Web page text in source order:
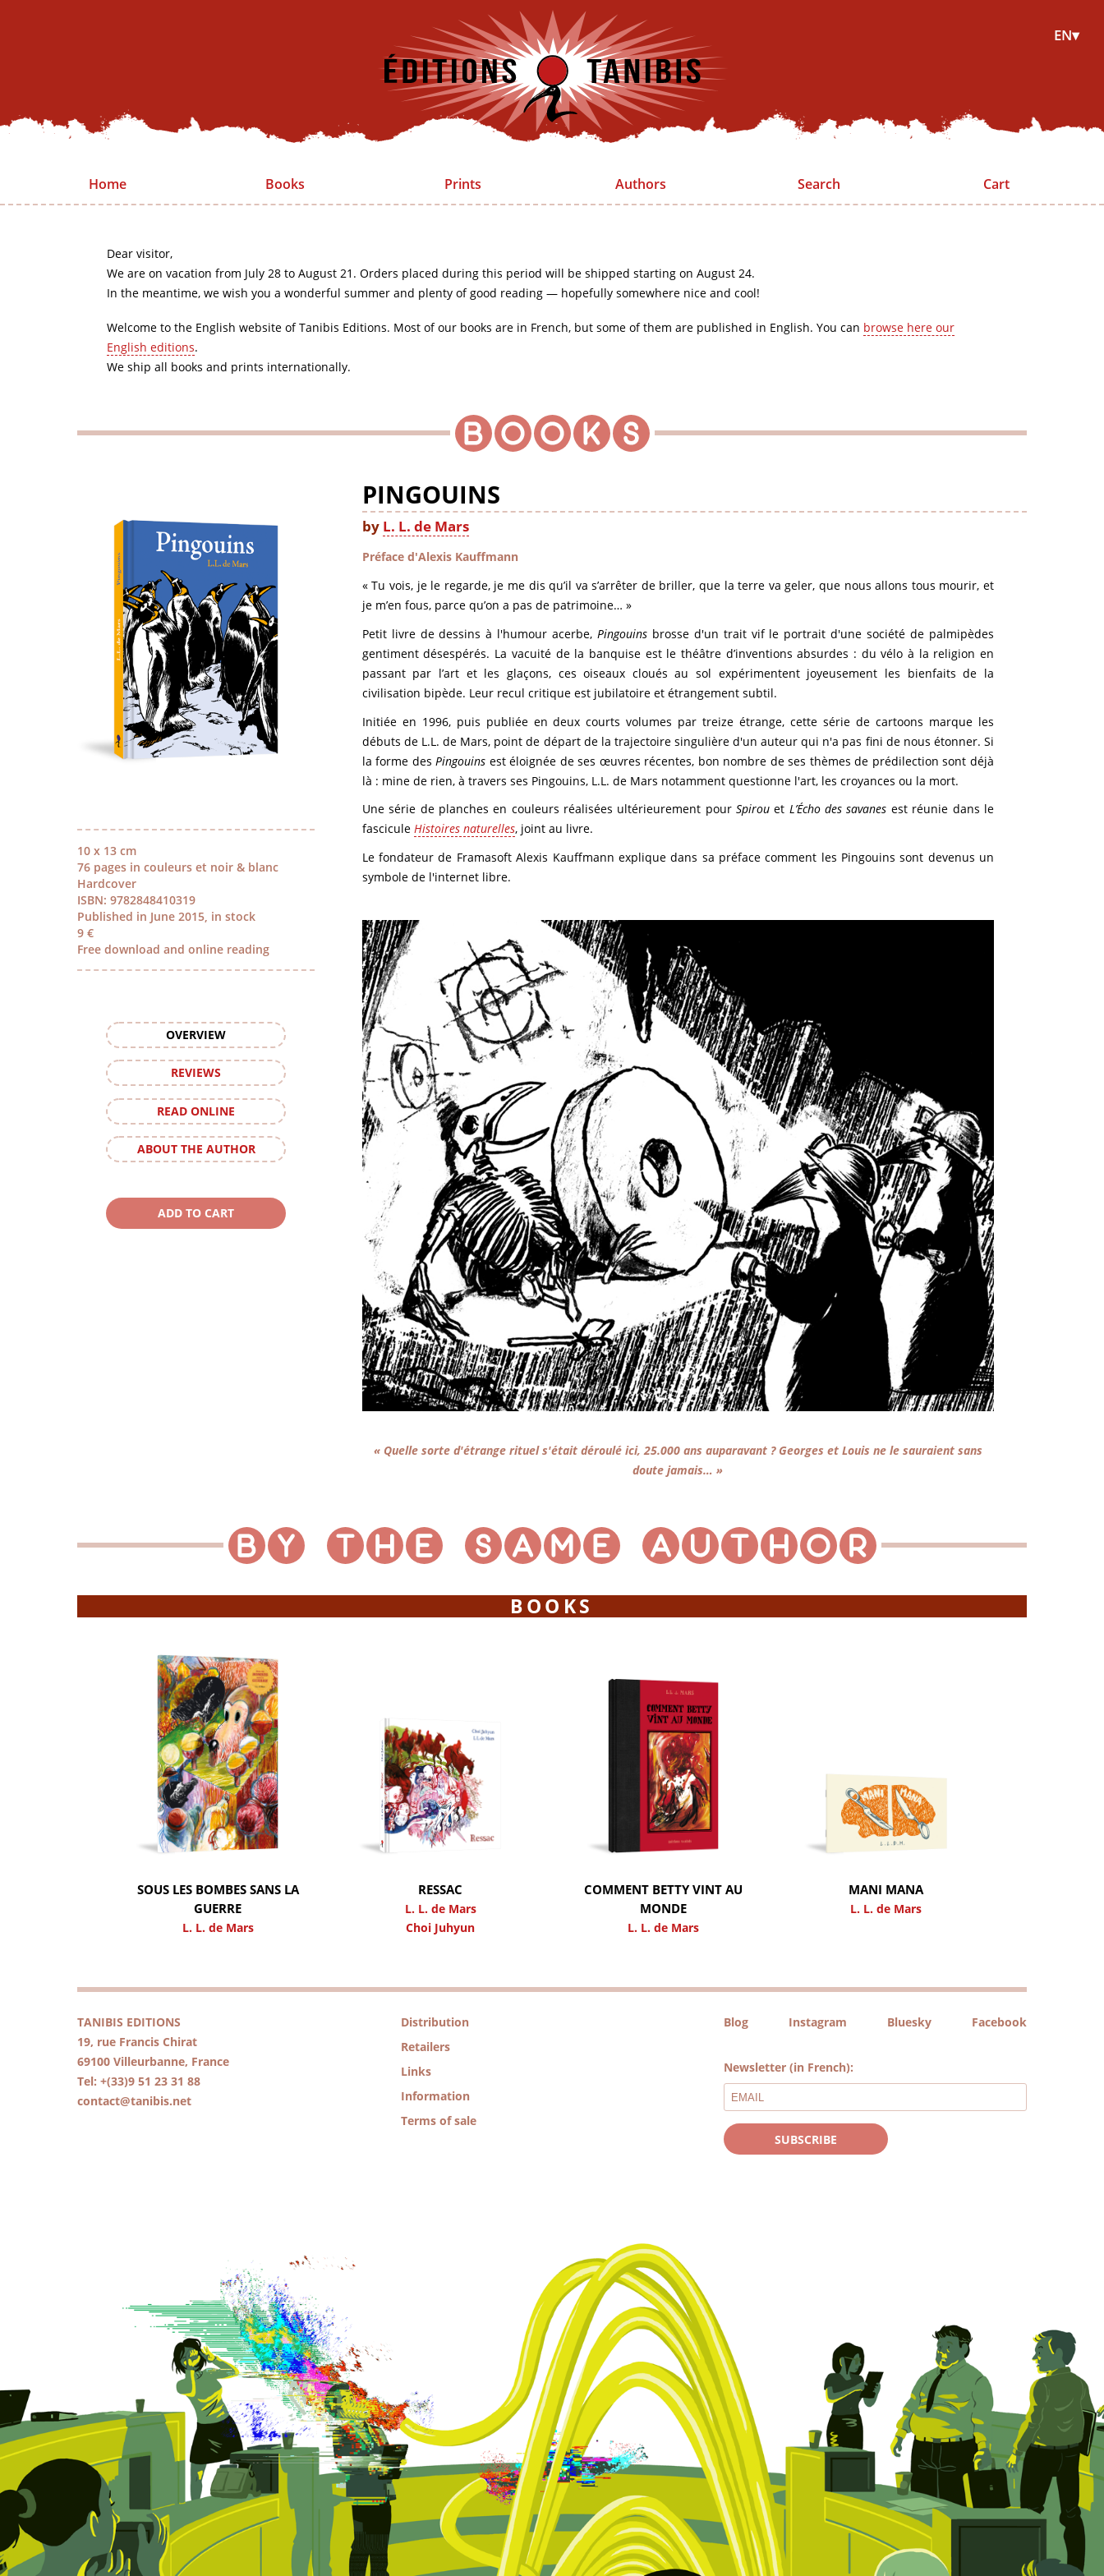
EN▾
Home Books Prints Authors Search Cart
Dear visitor,
We are on vacation from July 28 to August 21. Orders placed during this period will be shipped starting on August 24.
In the meantime, we wish you a wonderful summer and plenty of good reading — hopefully somewhere nice and cool!
Welcome to the English website of Tanibis Editions. Most of our books are in French, but some of them are published in English. You can browse here our
English editions.
We ship all books and prints internationally.
10 x 13 cm
76 pages in couleurs et noir & blanc
Hardcover
ISBN: 9782848410319
Published in June 2015, in stock
9 €
Free download and online reading
OVERVIEW
REVIEWS
READ ONLINE
ABOUT THE AUTHOR
PINGOUINS
by L. L. de Mars
Préface d'Alexis Kauffmann
« Tu vois, je le regarde, je me dis qu’il va s’arrêter de briller, que la terre va geler, que nous allons tous mourir, et
je m’en fous, parce qu’on a pas de patrimoine… »
Petit livre de dessins à l'humour acerbe, Pingouins brosse d'un trait vif le portrait d'une société de palmipèdes
gentiment désespérés. La vacuité de la banquise est le théâtre d’inventions absurdes : du vélo à la religion en
passant par l’art et les glaçons, ces oiseaux cloués au sol expérimentent joyeusement les bienfaits de la
civilisation bipède. Leur recul critique est jubilatoire et étrangement subtil.
Initiée en 1996, puis publiée en deux courts volumes par treize étrange, cette série de cartoons marque les
débuts de L.L. de Mars, point de départ de la trajectoire singulière d'un auteur qui n'a pas fini de nous étonner. Si
la forme des Pingouins est éloignée de ses œuvres récentes, bon nombre de ses thèmes de prédilection sont déjà
là : mine de rien, à travers ses Pingouins, L.L. de Mars notamment questionne l'art, les croyances ou la mort.
Une série de planches en couleurs réalisées ultérieurement pourSpirou et L’Écho des savanes est réunie dans le
fascicule Histoires naturelles, joint au livre.
Le fondateur de Framasoft Alexis Kauffmann explique dans sa préface comment les Pingouins sont devenus un
symbole de l'internet libre.
« Quelle sorte d'étrange rituel s'était déroulé ici, 25.000 ans auparavant ? Georges et Louis ne le sauraient sans
doute jamais… »
BOOKS
SOUS LES BOMBES SANS LA
GUERRE
L. L. de Mars
RESSAC
L. L. de Mars
Choi Juhyun
COMMENT BETTY VINT AU
MONDE
L. L. de Mars
MANI MANA
L. L. de Mars
TANIBIS EDITIONS
19, rue Francis Chirat
69100 Villeurbanne, France
Tel: +(33)9 51 23 31 88
contact@tanibis.net
Distribution
Retailers
Links
Information
Terms of sale
Blog Instagram Bluesky Facebook
Newsletter (in French):
SUBSCRIBE